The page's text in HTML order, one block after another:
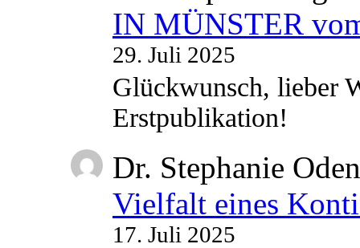
IN MÜNSTER
29. Juli 2025
Glückwunsch, lieber
Erstpublikation!
Dr. Stephanie
Vielfalt eines
17. Juli 2025